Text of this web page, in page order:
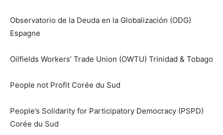
Observatorio de la Deuda en la Globalización (ODG)
Espagne
Oilfields Workers’ Trade Union (OWTU) Trinidad & Tobago
People not Profit Corée du Sud
People’s Solidarity for Participatory Democracy (PSPD)
Corée du Sud